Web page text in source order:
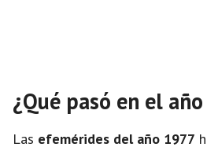
¿Qué pasó en el
Las efemérides del año 1977